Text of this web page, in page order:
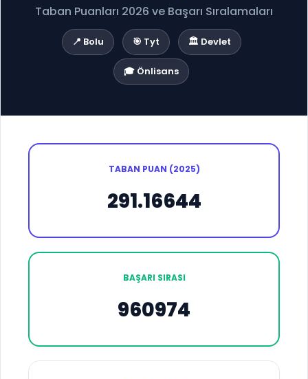
Taban Puanları 2026 ve Başarı Sıralamaları
📍 Bolu 🎯 Tyt 🏛️ Devlet
🎓 Önlisans
TABAN PUAN (2025)
291.16644
BAŞARI SIRASI
960974